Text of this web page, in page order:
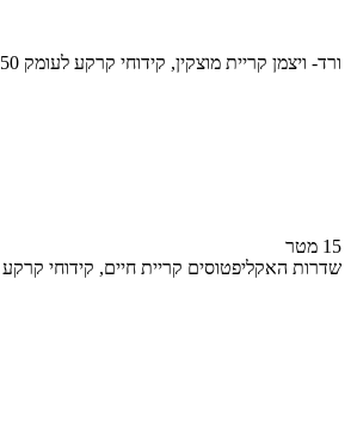
15 מטר
שדרות האקליפטוסים קריית חיים, קידוחי קרקע לעומק 40 כולל